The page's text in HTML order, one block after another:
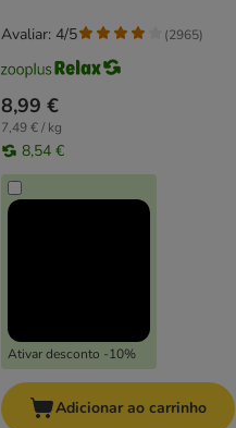
8,99 €
7,49 € / kg
8,54 €
Ativar desconto -10%
Avaliar: 4/5 (2965)
Adicionar ao carrinho